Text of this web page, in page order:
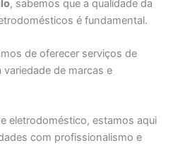
, sabemos que a qualidade da
é fundamental.
de oferecer serviços de
variedade de marcas e
eletrodoméstico, estamos aqui
com profissionalismo e